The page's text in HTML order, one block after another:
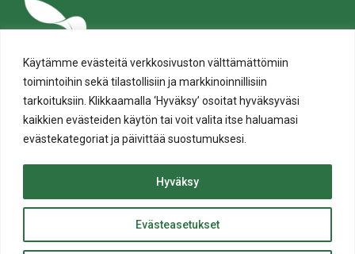
Käytämme evästeitä verkkosivuston välttämättömiin
toimintoihin sekä tilastollisiin ja markkinoinnillisiin
tarkoituksiin. Klikkaamalla ‘Hyväksy’ osoitat hyväksyväsi
kaikkien evästeiden käytön tai voit valita itse haluamasi
evästekategoriat ja päivittää suostumuksesi.
Evästeasetukset
Hyväksy
ylös
© Salon kaupunki 2020 • All rights reserved.